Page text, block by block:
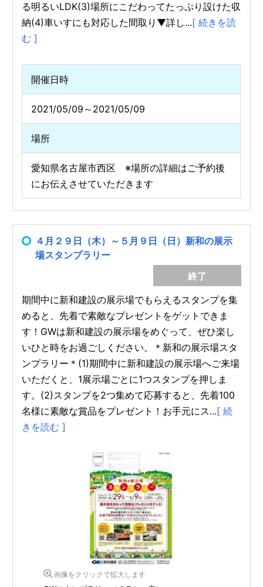
る明るいLDK(3)場所にこだわってたっぷり設けた収
納(4)車いすにも対応した間取り▼詳し...[ 続きを読
む ]
開催日時
2021/05/09～2021/05/09
場所
愛知県名古屋市西区 ※場所の詳細はご予約後
にお伝えさせていただきます
４月２９日（木）～５月９日（日）新和の展示
場スタンプラリー
終了
期間中に新和建設の展示場でもらえるスタンプを集
めると、先着で素敵なプレゼントをゲットできま
す！GWは新和建設の展示場をめぐって、ぜひ楽し
いひと時をお過ごしください。＊新和の展示場スタ
ンプラリー＊(1)期間中に新和建設の展示場へご来場
いただくと、1展示場ごとに1つスタンプを押しま
す。(2)スタンプを2つ集めて応募すると、先着100
名様に素敵な賞品をプレゼント！お手元にス...[ 続
きを読む ]
画像をクリックで拡大します